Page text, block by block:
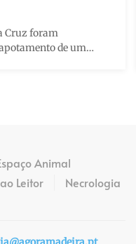
Cruz foram
de um…
Animal
Leitor Necrologia